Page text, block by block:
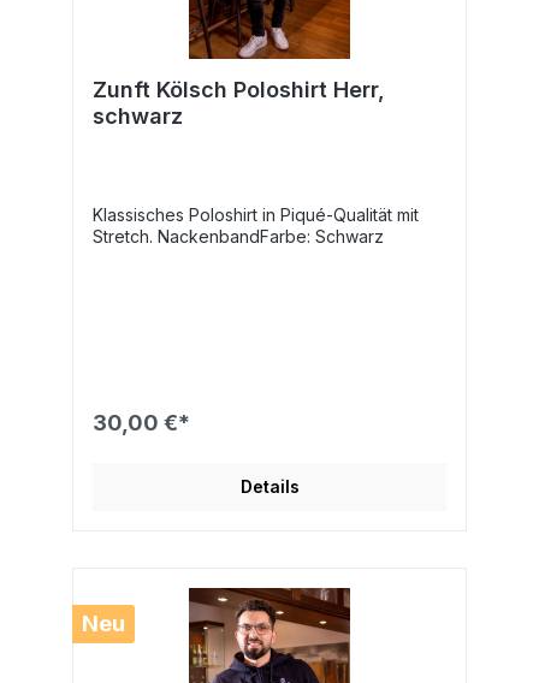
Zunft Kölsch Poloshirt Herr,
schwarz
Klassisches Poloshirt in Piqué-Qualität mit
Stretch. NackenbandFarbe: Schwarz
30,00 €*
Details
Neu